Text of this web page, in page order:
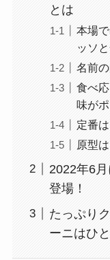
とは
本場
ッソ
名前
食べ
味が
定番
原型
2022年6
登場！
たっぷり
ーニはひ